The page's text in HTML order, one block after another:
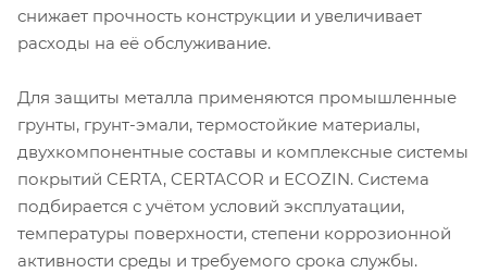
снижает прочность конструкции и увеличивает
расходы на её обслуживание.
Для защиты металла применяются промышленные
грунты, грунт-эмали, термостойкие материалы,
двухкомпонентные составы и комплексные системы
покрытий CERTA, CERTACOR и ECOZIN. Система
подбирается с учётом условий эксплуатации,
температуры поверхности, степени коррозионной
активности среды и требуемого срока службы.